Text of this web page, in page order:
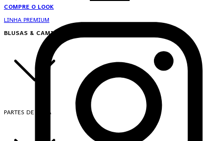
COMPRE O LOOK
LINHA PREMIUM
BLUSAS & CAMISAS
PARTES DE CIMA